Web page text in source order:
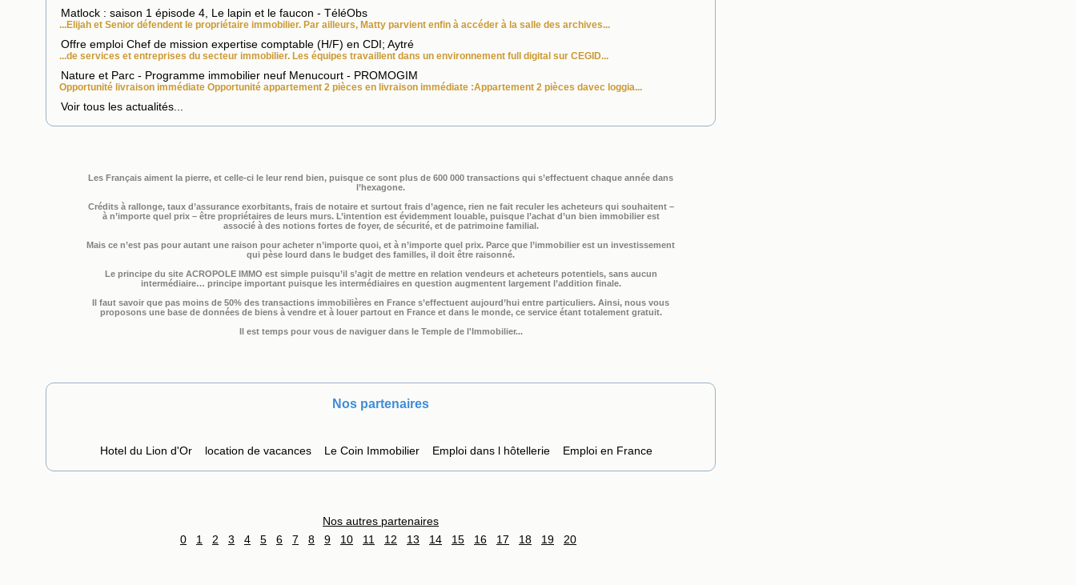
Matlock : saison 1 épisode 4, Le lapin et le faucon - TéléObs
...Elijah et Senior défendent le propriétaire immobilier. Par ailleurs, Matty parvient enfin à accéder à la salle des archives...
Offre emploi Chef de mission expertise comptable (H/F) en CDI; Aytré
...de services et entreprises du secteur immobilier. Les équipes travaillent dans un environnement full digital sur CEGID...
Nature et Parc - Programme immobilier neuf Menucourt - PROMOGIM
Opportunité livraison immédiate Opportunité appartement 2 pièces en livraison immédiate :Appartement 2 pièces davec loggia...
Voir tous les actualités...
Les Français aiment la pierre, et celle-ci le leur rend bien, puisque ce sont plus de 600 000 transactions qui s’effectuent chaque année dans
l’hexagone.
Crédits à rallonge, taux d’assurance exorbitants, frais de notaire et surtout frais d’agence, rien ne fait reculer les acheteurs qui souhaitent –
à n’importe quel prix – être propriétaires de leurs murs. L’intention est évidemment louable, puisque l’achat d’un bien immobilier est
associé à des notions fortes de foyer, de sécurité, et de patrimoine familial.
Mais ce n’est pas pour autant une raison pour acheter n’importe quoi, et à n’importe quel prix. Parce que l’immobilier est un investissement
qui pèse lourd dans le budget des familles, il doit être raisonné.
Le principe du site ACROPOLE IMMO est simple puisqu’il s’agit de mettre en relation vendeurs et acheteurs potentiels, sans aucun
intermédiaire… principe important puisque les intermédiaires en question augmentent largement l’addition finale.
Il faut savoir que pas moins de 50% des transactions immobilières en France s’effectuent aujourd’hui entre particuliers. Ainsi, nous vous
proposons une base de données de biens à vendre et à louer partout en France et dans le monde, ce service étant totalement gratuit.
Il est temps pour vous de naviguer dans le Temple de l'Immobilier...
Nos partenaires
Hotel du Lion d'Or location de vacances Le Coin Immobilier Emploi dans l hôtellerie Emploi en France
Nos autres partenaires
0
1 2 3 4 5 6 7 8 9 10 11 12 13 14 15 16 17 18 19 20